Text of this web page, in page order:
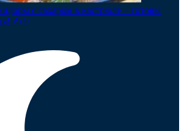
с сахаром в кастрюле – готовы
🍅✨